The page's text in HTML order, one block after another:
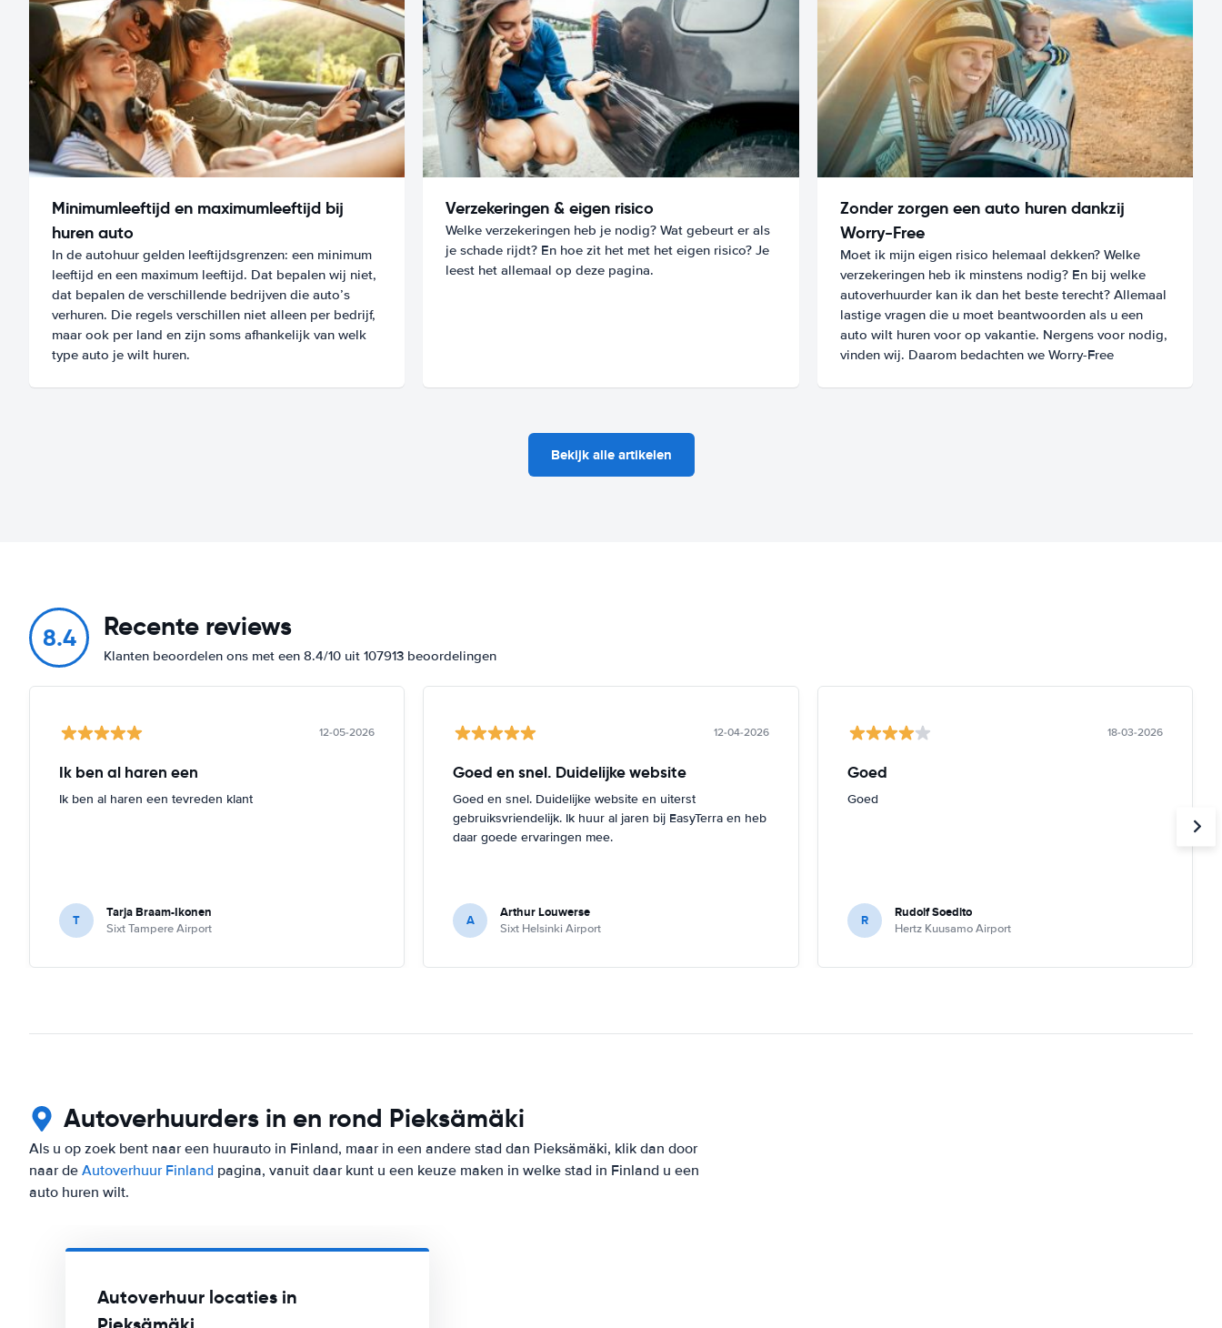
Minimumleeftijd en maximumleeftijd bij
huren auto
In de autohuur gelden leeftijdsgrenzen: een minimum
leeftijd en een maximum leeftijd. Dat bepalen wij niet,
dat bepalen de verschillende bedrijven die auto’s
verhuren. Die regels verschillen niet alleen per bedrijf,
maar ook per land en zijn soms afhankelijk van welk
type auto je wilt huren.
Verzekeringen & eigen risico
Welke verzekeringen heb je nodig? Wat gebeurt er als
je schade rijdt? En hoe zit het met het eigen risico? Je
leest het allemaal op deze pagina.
Zonder zorgen een auto huren dankzij
Worry-Free
Moet ik mijn eigen risico helemaal dekken? Welke
verzekeringen heb ik minstens nodig? En bij welke
autoverhuurder kan ik dan het beste terecht? Allemaal
lastige vragen die u moet beantwoorden als u een
auto wilt huren voor op vakantie. Nergens voor nodig,
vinden wij. Daarom bedachten we Worry-Free
Bekijk alle artikelen
8.4 Recente reviews
Klanten beoordelen ons met een 8.4/10 uit 107913 beoordelingen
12-05-2026
Ik ben al haren een
Ik ben al haren een tevreden klant
T Tarja Braam-Ikonen
Sixt Tampere Airport
12-04-2026
Goed en snel. Duidelijke website
Goed en snel. Duidelijke website en uiterst
gebruiksvriendelijk. Ik huur al jaren bij EasyTerra en heb
daar goede ervaringen mee.
A Arthur Louwerse
Sixt Helsinki Airport
18-03-2026
Goed
Goed
R Rudolf Soedito
Hertz Kuusamo Airport
Autoverhuurders in en rond Pieksämäki
Als u op zoek bent naar een huurauto in Finland, maar in een andere stad dan Pieksämäki, klik dan door
naar de Autoverhuur Finland pagina, vanuit daar kunt u een keuze maken in welke stad in Finland u een
auto huren wilt.
Autoverhuur locaties in